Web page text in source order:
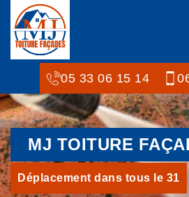
05 33 06 15 14
MJ TOITURE
Déplacement dans tous le 31